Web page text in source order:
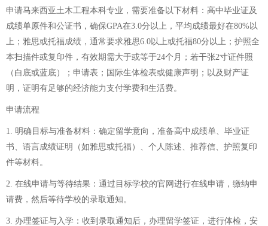
申请马来西亚土木工程本科专业，需要准备以下材料：高中毕业证及
成绩单原件和公证书，确保GPA在3.0分以上，平均成绩最好在80%以
上；雅思或托福成绩，通常要求雅思6.0以上或托福80分以上；护照全
本扫描件或复印件，有效期需大于或等于24个月；若干张2寸证件照
（白底或蓝底）；申请表；国际生体检表或健康声明；以及财产证
明，证明有足够的经济能力支付学费和生活费。
申请流程
1. 明确目标与准备材料：确定留学意向，准备高中成绩单、毕业证
书、语言成绩证明（如雅思或托福）、个人陈述、推荐信、护照复印
件等材料。
2. 在线申请与等待结果：通过目标学校的官网进行在线申请，缴纳申
请费，然后等待学校的录取通知。
3. 办理签证与入学：收到录取通知后，办理留学签证，进行体检，安